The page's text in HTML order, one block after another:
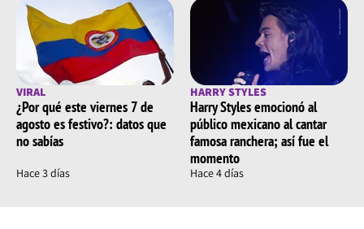
VIRAL
¿Por qué este viernes 7 de
agosto es festivo?: datos que
no sabías
Hace 3 días
HARRY STYLES
Harry Styles emocionó al
público mexicano al cantar
famosa ranchera; así fue el
momento
Hace 4 días